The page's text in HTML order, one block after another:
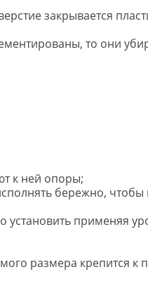
закрывается
то они
к ней опоры;
бережно, чтобы
установить применяя
размера крепится к